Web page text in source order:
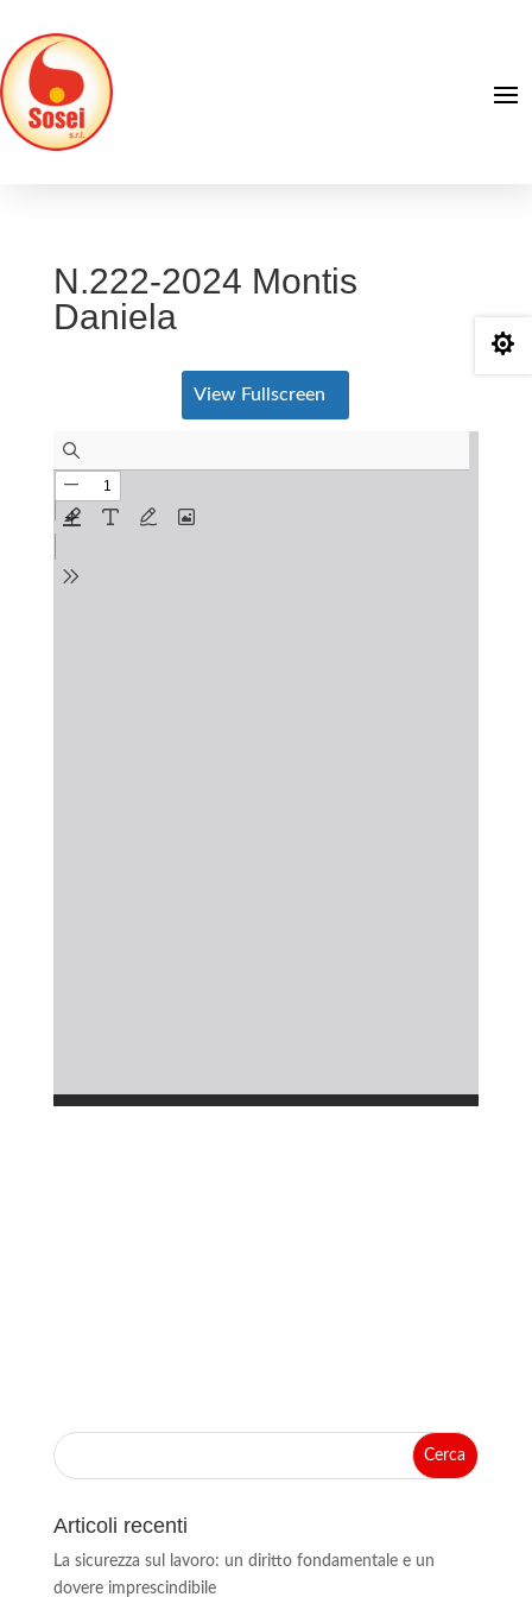
N.222-2024 Montis
Daniela
View Fullscreen
Articoli recenti
La sicurezza sul lavoro: un diritto fondamentale e un
dovere imprescindibile
